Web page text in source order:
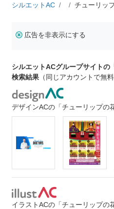
シルエットAC チューリッ
広告を非表示にする
シルエットACグループサイトの
検索結果 （同じアカウントで無
デザインACの「チューリップの
イラストACの「チューリップの